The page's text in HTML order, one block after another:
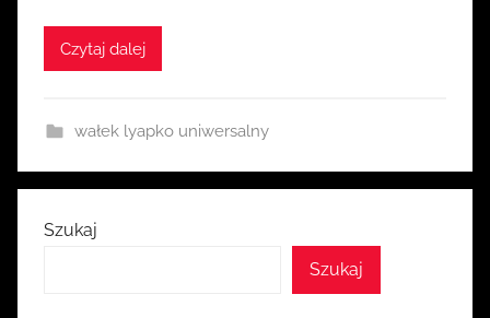
a
Czytaj dalej
wałek lyapko uniwersalny
Szukaj
Szukaj